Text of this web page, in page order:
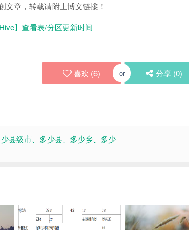
文章，转载请附上博文链接！
Hive】查看表/分区更新时间
喜欢 (6) or 分享 (0)
县级市、多少县、多少乡、多少